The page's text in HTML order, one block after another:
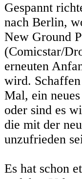
Gespannt
nach Berlin,
New Ground
(Comicstar/
erneuten
wird. Schaffen
Mal, ein
oder sind es
die mit der
unzufrieden
Es hat schon